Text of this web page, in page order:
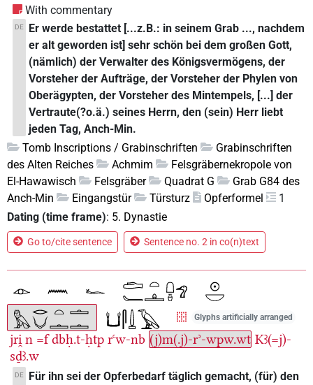
With commentary
DE
Er werde bestattet [...z.B.: in seinem Grab ..., nachdem
er alt geworden ist] sehr schön bei dem großen Gott,
(nämlich) der Verwalter des Königsvermögens, der
Vorsteher der Aufträge, der Vorsteher der Phylen von
Oberägypten, der Vorsteher des Mintempels, [...] der
Vertraute(?o.ä.) seines Herrn, den (sein) Herr liebt
jeden Tag, Anch-Min.
Tomb Inscriptions / Grabinschriften
Grabinschriften
des Alten Reiches
Achmim
Felsgräbernekropole von
El-Hawawisch
Felsgräber Quadrat G
Grab G84 des
Anch-Min
Eingangstür Türsturz Opferformel
1
Dating (time frame): 5. Dynastie
Go to/cite sentence Sentence no. 2 in co(n)text
Glyphs artificially arranged
jri̯ n =f dbḥ.t-ḥtp rꜥw-nb (j)m(.j)-rʾ-wpw.wt Kꜣ(=j)-
sḏꜣ.w
DE
Für ihn sei der Opferbedarf täglich gemacht, (für) den